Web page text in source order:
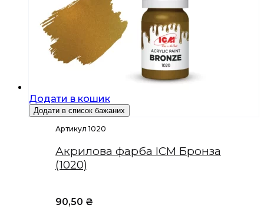
Додати в кошик
Додати в список бажаних
Артикул 1020
Акрилова фарба ICM Бронза
(1020)
90,50 ₴